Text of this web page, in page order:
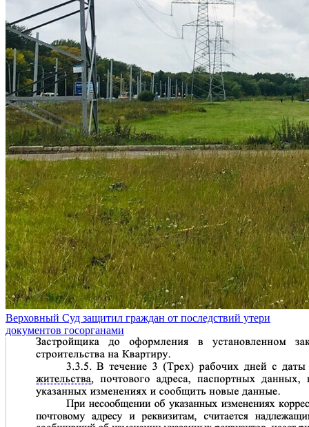
Верховный Суд защитил граждан от последствий утери
документов госорганами